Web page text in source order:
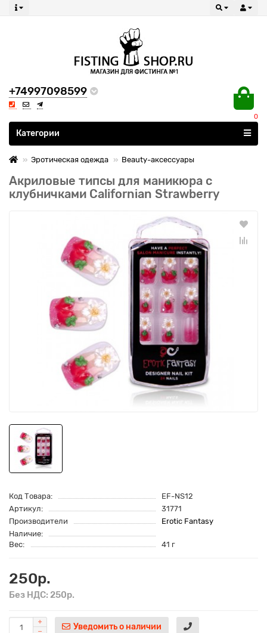
+74997098599
0
Все категории
Категории
Эротическая одежда Beauty-аксессуары
Акриловые типсы для маникюра с
клубничками Californian Strawberry
Код Товара:
EF-NS12
Артикул:
31771
Производители
Erotic Fantasy
Наличие:
Вес:
41 г
250р.
Без НДС: 250р.
Уведомить о наличии